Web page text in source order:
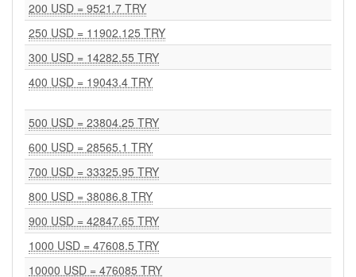
200 USD = 9521.7 TRY
250 USD = 11902.125 TRY
300 USD = 14282.55 TRY
400 USD = 19043.4 TRY
500 USD = 23804.25 TRY
600 USD = 28565.1 TRY
700 USD = 33325.95 TRY
800 USD = 38086.8 TRY
900 USD = 42847.65 TRY
1000 USD = 47608.5 TRY
10000 USD = 476085 TRY